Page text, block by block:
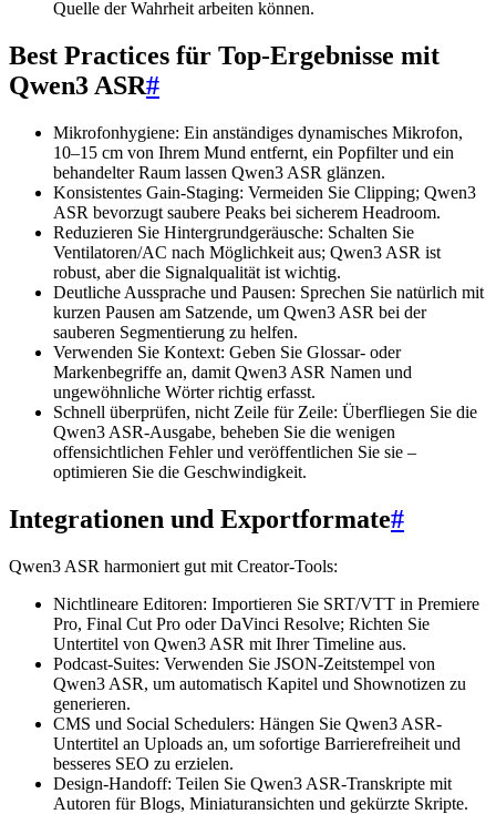
Quelle der Wahrheit arbeiten können.
Best Practices für Top-Ergebnisse mit
Qwen3 ASR#
Mikrofonhygiene: Ein anständiges dynamisches Mikrofon,
10–15 cm von Ihrem Mund entfernt, ein Popfilter und ein
behandelter Raum lassen Qwen3 ASR glänzen.
Konsistentes Gain-Staging: Vermeiden Sie Clipping; Qwen3
ASR bevorzugt saubere Peaks bei sicherem Headroom.
Reduzieren Sie Hintergrundgeräusche: Schalten Sie
Ventilatoren/AC nach Möglichkeit aus; Qwen3 ASR ist
robust, aber die Signalqualität ist wichtig.
Deutliche Aussprache und Pausen: Sprechen Sie natürlich mit
kurzen Pausen am Satzende, um Qwen3 ASR bei der
sauberen Segmentierung zu helfen.
Verwenden Sie Kontext: Geben Sie Glossar- oder
Markenbegriffe an, damit Qwen3 ASR Namen und
ungewöhnliche Wörter richtig erfasst.
Schnell überprüfen, nicht Zeile für Zeile: Überfliegen Sie die
Qwen3 ASR-Ausgabe, beheben Sie die wenigen
offensichtlichen Fehler und veröffentlichen Sie sie –
optimieren Sie die Geschwindigkeit.
Integrationen und Exportformate#
Qwen3 ASR harmoniert gut mit Creator-Tools:
Nichtlineare Editoren: Importieren Sie SRT/VTT in Premiere
Pro, Final Cut Pro oder DaVinci Resolve; Richten Sie
Untertitel von Qwen3 ASR mit Ihrer Timeline aus.
Podcast-Suites: Verwenden Sie JSON-Zeitstempel von
Qwen3 ASR, um automatisch Kapitel und Shownotizen zu
generieren.
CMS und Social Schedulers: Hängen Sie Qwen3 ASR-
Untertitel an Uploads an, um sofortige Barrierefreiheit und
besseres SEO zu erzielen.
Design-Handoff: Teilen Sie Qwen3 ASR-Transkripte mit
Autoren für Blogs, Miniaturansichten und gekürzte Skripte.